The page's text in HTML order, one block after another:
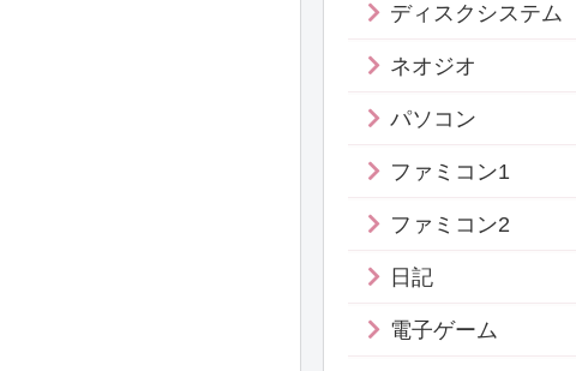
ディスクシステム
ネオジオ
パソコン
ファミコン1
ファミコン2
日記
電子ゲーム